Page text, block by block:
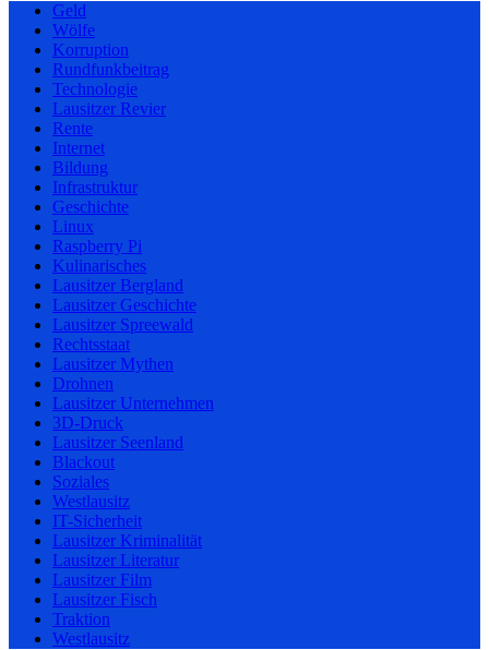
Geld
Wölfe
Korruption
Rundfunkbeitrag
Technologie
Lausitzer Revier
Rente
Internet
Bildung
Infrastruktur
Geschichte
Linux
Raspberry Pi
Kulinarisches
Lausitzer Bergland
Lausitzer Geschichte
Lausitzer Spreewald
Rechtsstaat
Lausitzer Mythen
Drohnen
Lausitzer Unternehmen
3D-Druck
Lausitzer Seenland
Blackout
Soziales
Westlausitz
IT-Sicherheit
Lausitzer Kriminalität
Lausitzer Literatur
Lausitzer Film
Lausitzer Fisch
Traktion
Westlausitz